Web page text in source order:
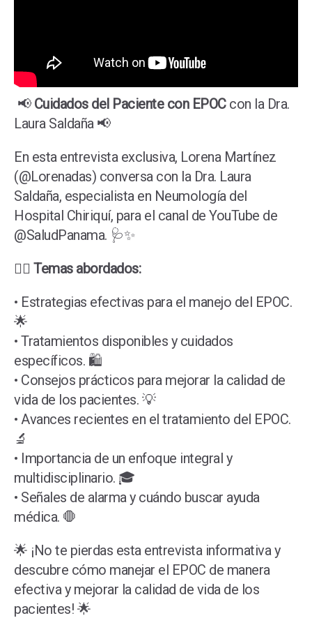
📢 Cuidados del Paciente con EPOCcon la Dra.
Laura Saldaña 📢
En esta entrevista exclusiva, Lorena Martínez
(@Lorenadas) conversa con la Dra. Laura
Saldaña, especialista en Neumología del
Hospital Chiriquí, para el canal de YouTube de
@SaludPanama. 🩺✨
👩‍⚕️ Temas abordados:
• Estrategias efectivas para el manejo del EPOC.
🌟
• Tratamientos disponibles y cuidados
específicos. 🛍️
• Consejos prácticos para mejorar la calidad de
vida de los pacientes. 💡
• Avances recientes en el tratamiento del EPOC.
🔬
• Importancia de un enfoque integral y
multidisciplinario. 🎓
• Señales de alarma y cuándo buscar ayuda
médica. 🛑
🌟 ¡No te pierdas esta entrevista informativa y
descubre cómo manejar el EPOC de manera
efectiva y mejorar la calidad de vida de los
pacientes! 🌟